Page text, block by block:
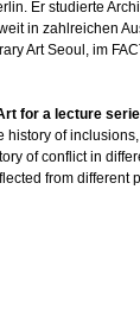
Er studierte
in zahlreichen
Art Seoul, im
for a lecture
history of
of conflict in
from different